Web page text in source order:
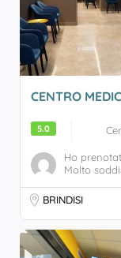
CENTRO
5.0
Ho
Molto
BRINDISI